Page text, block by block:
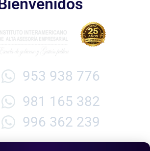
Bienvenidos
953 938 776
981 165 382
996 362 239